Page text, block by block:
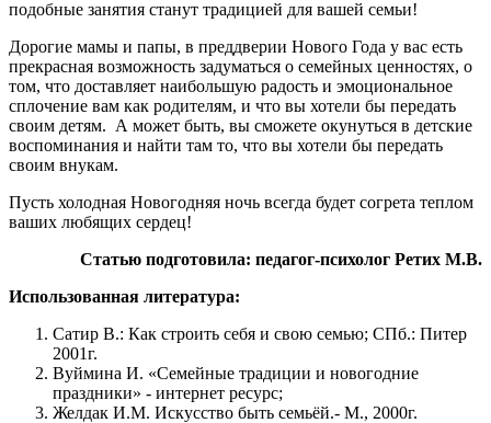
подобные занятия станут традицией для вашей семьи!
Дорогие мамы и папы, в преддверии Нового Года у вас есть
прекрасная возможность задуматься о семейных ценностях, о
том, что доставляет наибольшую радость и эмоциональное
сплочение вам как родителям, и что вы хотели бы передать
своим детям. А может быть, вы сможете окунуться в детские
воспоминания и найти там то, что вы хотели бы передать
своим внукам.
Пусть холодная Новогодняя ночь всегда будет согрета теплом
ваших любящих сердец!
Статью подготовила: педагог-психолог Ретих М.В.
Использованная литература:
Сатир В.: Как строить себя и свою семью; СПб.: Питер
2001г.
Вуймина И. «Семейные традиции и новогодние
праздники» - интернет ресурс;
Желдак И.М. Искусство быть семьёй.- М., 2000г.